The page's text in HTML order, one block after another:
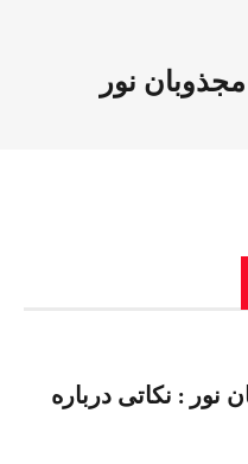
نور
: نكاتى درباره